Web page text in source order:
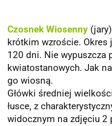
Czosnek Wiosenny
krótkim wzroście. Okres
120 dni. Nie wypuszcza
kwiatostanowych. Jak
go wiosną.
Główki średniej
łusce, z
widocznym na zdjęciu 2